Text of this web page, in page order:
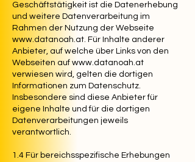
Geschäftstätigkeit ist die Datenerhebung
und weitere Datenverarbeitung im
Rahmen der Nutzung der Webseite
www.datanoah.at. Für Inhalte anderer
Anbieter, auf welche über Links von den
Webseiten auf www.datanoah.at
verwiesen wird, gelten die dortigen
Informationen zum Datenschutz.
Insbesondere sind diese Anbieter für
eigene Inhalte und für die dortigen
Datenverarbeitungen jeweils
verantwortlich.
1.4 Für bereichsspezifische Erhebungen